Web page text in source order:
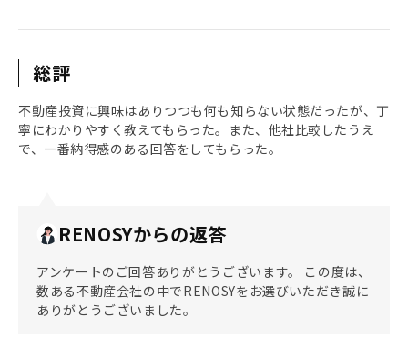
総評
不動産投資に興味はありつつも何も知らない状態だったが、丁
寧にわかりやすく教えてもらった。また、他社比較したうえ
で、一番納得感のある回答をしてもらった。
RENOSYからの返答
アンケートのご回答ありがとうございます。 この度は、
数ある不動産会社の中でRENOSYをお選びいただき誠に
ありがとうございました。